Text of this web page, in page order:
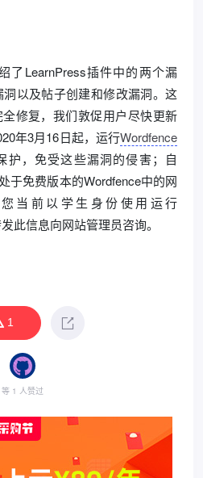
了LearnPress插件中的两个漏
以及帖子创建和修改漏洞。这
修复，我们敦促用户尽快更新
年3月16日起，运行Wordfence
护，免受这些漏洞的侵害；自
于免费版本的Wordfence中的网
当前以学生身份使用运行
此信息向网站管理员咨询。
1
等 1 人赞过